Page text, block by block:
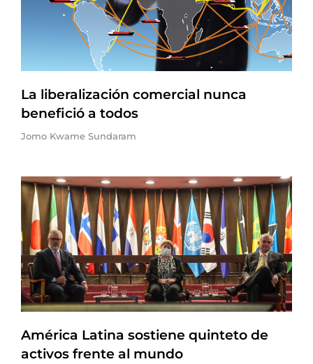
La liberalización comercial nunca
benefició a todos
Jomo Kwame Sundaram
América Latina sostiene quinteto de
activos frente al mundo